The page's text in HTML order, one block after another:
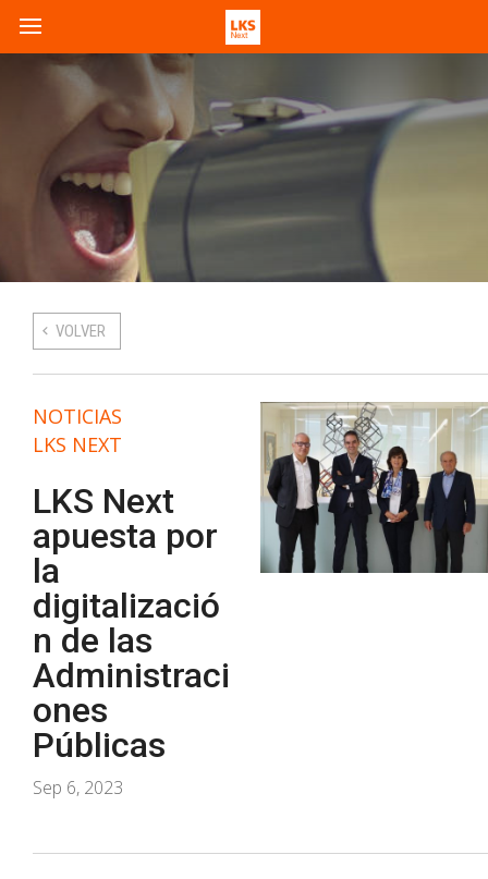
VOLVER
NOTICIAS
LKS NEXT
LKS Next
apuesta por
la
digitalizació
n de las
Administraci
ones
Públicas
Sep 6, 2023